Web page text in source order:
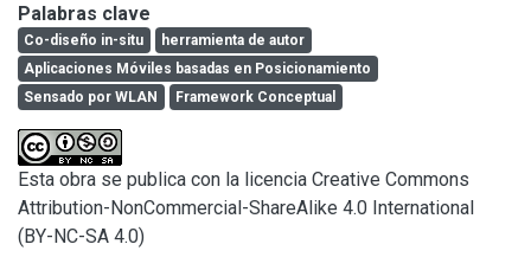
framework, se desarrolló una herramienta de autor para co-
diseño in-situ; la cual tiene implementado hasta el
momento el posicionamiento para espacios indoor usando
WLAN. Se describe en este trabajo cómo dicha herramienta
fue utilizada, obteniendo así feedback inicial en relación a
cómo abordar el co-diseño insitu en espacios indoor. Se
presenta además un espacio de discusión en relación a las
lecciones aprendidas en relación a esta temática.
Palabras clave
Co-diseño in-situ
herramienta de autor
Aplicaciones Móviles basadas en Posicionamiento
Sensado por WLAN
Framework Conceptual
Esta obra se publica con la licencia Creative Commons
Attribution-NonCommercial-ShareAlike 4.0 International
(BY-NC-SA 4.0)